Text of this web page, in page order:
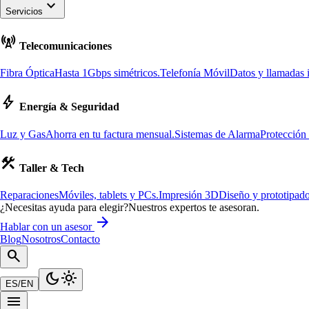
Servicios keyboard_arrow_down
cell_tower Telecomunicaciones
Fibra ÓpticaHasta 1Gbps simétricos.Telefonía MóvilDatos y llamadas
bolt Energía & Seguridad
Luz y GasAhorra en tu factura mensual.Sistemas de Alarma
construction Taller & Tech
ReparacionesMóviles, tablets y PCs.Impresión 3DDiseño y
¿Necesitas ayuda para elegir?Nuestros expertos te asesoran.
Hablar con un asesor arrow_forward
BlogNosotrosContacto
search
ES/EN dark_modelight_mode
menu